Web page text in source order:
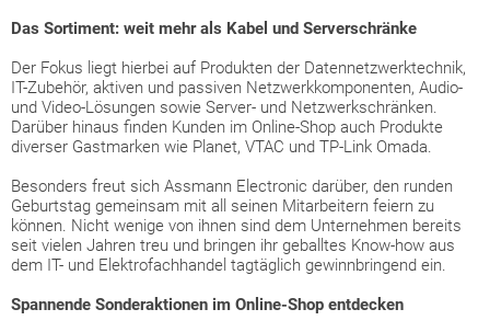
Das Sortiment: weit mehr als Kabel und Serverschränke
Der Fokus liegt hierbei auf Produkten der Datennetzwerktechnik,
IT-Zubehör, aktiven und passiven Netzwerkkomponenten, Audio-
und Video-Lösungen sowie Server- und Netzwerkschränken.
Darüber hinaus finden Kunden im Online-Shop auch Produkte
diverser Gastmarken wie Planet, VTAC und TP-Link Omada.
Besonders freut sich Assmann Electronic darüber, den runden
Geburtstag gemeinsam mit all seinen Mitarbeitern feiern zu
können. Nicht wenige von ihnen sind dem Unternehmen bereits
seit vielen Jahren treu und bringen ihr geballtes Know-how aus
dem IT- und Elektrofachhandel tagtäglich gewinnbringend ein.
Spannende Sonderaktionen im Online-Shop entdecken